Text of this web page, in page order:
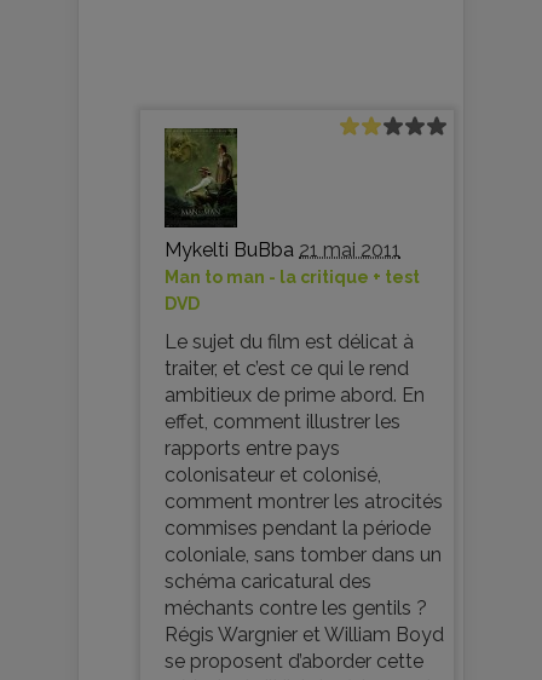
Mykelti BuBba 21 mai 2011
Man to man - la critique + test
DVD
Le sujet du film est délicat à
traiter, et c’est ce qui le rend
ambitieux de prime abord. En
effet, comment illustrer les
rapports entre pays
colonisateur et colonisé,
comment montrer les atrocités
commises pendant la période
coloniale, sans tomber dans un
schéma caricatural des
méchants contre les gentils ?
Régis Wargnier et William Boyd
se proposent d’aborder cette